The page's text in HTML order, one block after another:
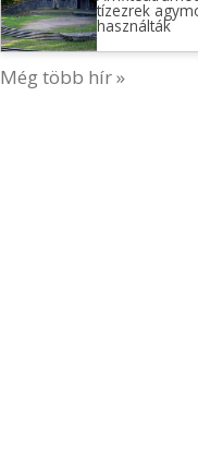
tízezrek
használták
Még több hír »